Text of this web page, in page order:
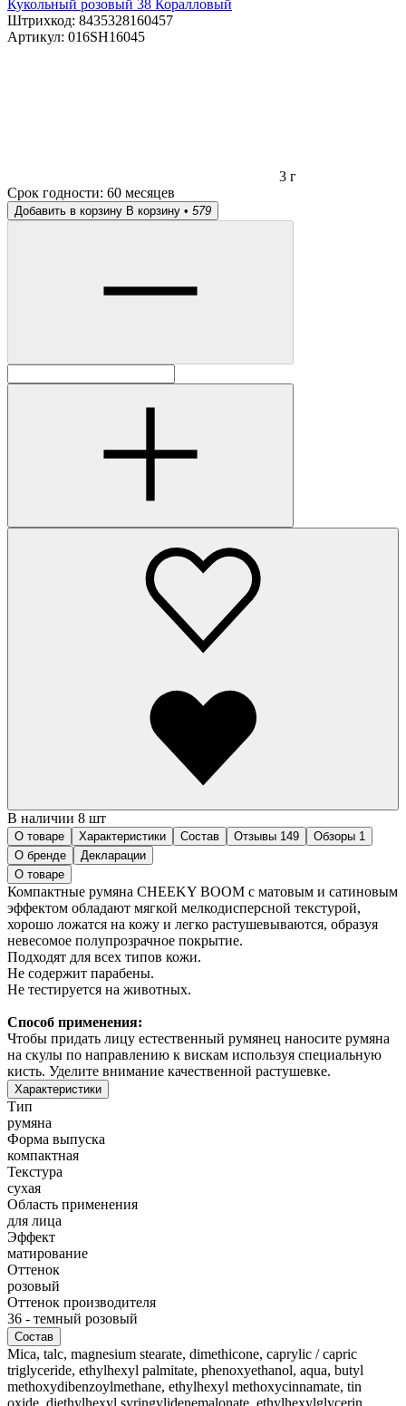
Кукольный розовый 38 Коралловый
Штрихкод: 8435328160457
Артикул: 016SH16045
3 г
Срок годности: 60 месяцев
Добавить в корзину В корзину • 579
В наличии 8 шт
О товаре Характеристики Состав Отзывы 149 Обзоры 1
О бренде
Декларации
О товаре
Компактные румяна CHEEKY BOOM с матовым и сатиновым
эффектом обладают мягкой мелкодисперсной текстурой,
хорошо ложатся на кожу и легко растушевываются, образуя
невесомое полупрозрачное покрытие.
Подходят для всех типов кожи.
Не содержит парабены.
Не тестируется на животных.
Способ применения:
Чтобы придать лицу естественный румянец наносите румяна
на скулы по направлению к вискам используя специальную
кисть. Уделите внимание качественной растушевке.
Характеристики
Тип
румяна
Форма выпуска
компактная
Текстура
сухая
Область применения
для лица
Эффект
матирование
Оттенок
розовый
Оттенок производителя
36 - темный розовый
Состав
Mica, talc, magnesium stearate, dimethicone, caprylic / capric
triglyceride, ethylhexyl palmitate, phenoxyethanol, aqua, butyl
methoxydibenzoylmethane, ethylhexyl methoxycinnamate, tin